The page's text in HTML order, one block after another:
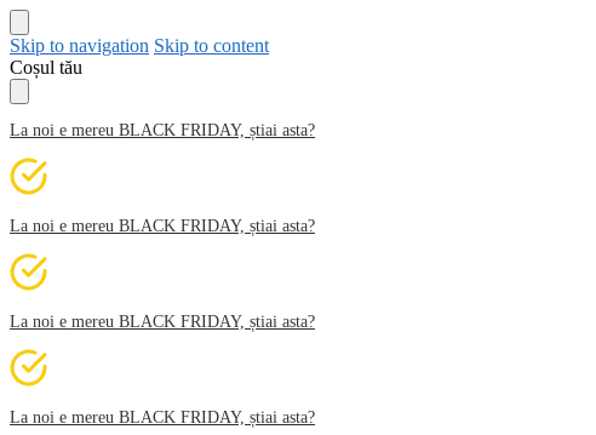
Skip to navigation Skip to content
Coșul tău
La noi e mereu BLACK FRIDAY, știai asta?
La noi e mereu BLACK FRIDAY, știai asta?
La noi e mereu BLACK FRIDAY, știai asta?
La noi e mereu BLACK FRIDAY, știai asta?